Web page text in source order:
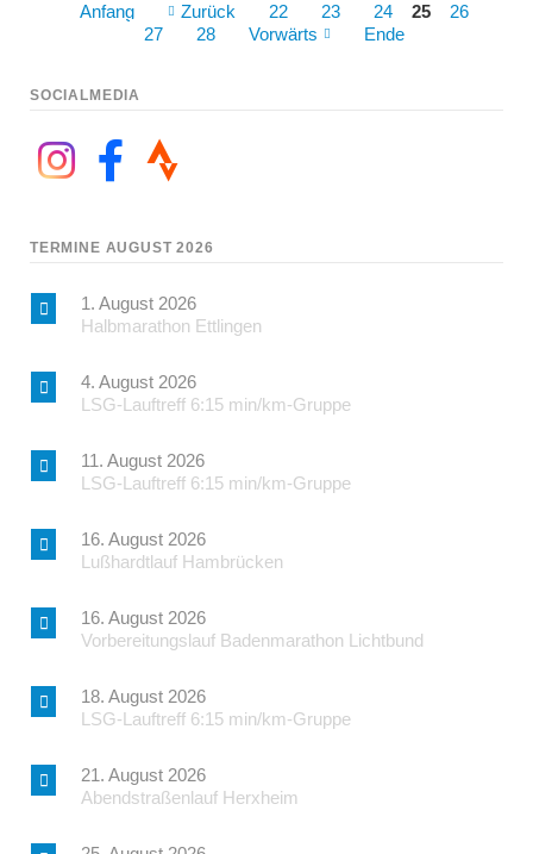
Anfang Zurück 22 23 24 25
26
27
28 Vorwärts Ende
SOCIALMEDIA
TERMINE AUGUST 2026
1. August 2026
Halbmarathon Ettlingen
4. August 2026
LSG-Lauftreff 6:15 min/km-Gruppe
11. August 2026
LSG-Lauftreff 6:15 min/km-Gruppe
16. August 2026
Lußhardtlauf Hambrücken
16. August 2026
Vorbereitungslauf Badenmarathon Lichtbund
18. August 2026
LSG-Lauftreff 6:15 min/km-Gruppe
21. August 2026
Abendstraßenlauf Herxheim